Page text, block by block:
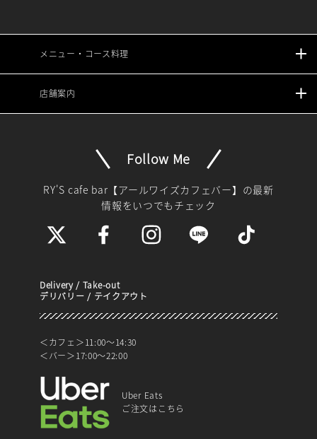
メニュー・コース料理
店舗案内
Follow Me
RY'S cafe bar【アールワイズカフェバー】 の最新
情報をいつでもチェック
Delivery / Take-out
デリバリー / テイクアウト
＜カフェ＞11:00～14:30
＜バー＞17:00～22:00
Uber Eats
ご注文はこちら